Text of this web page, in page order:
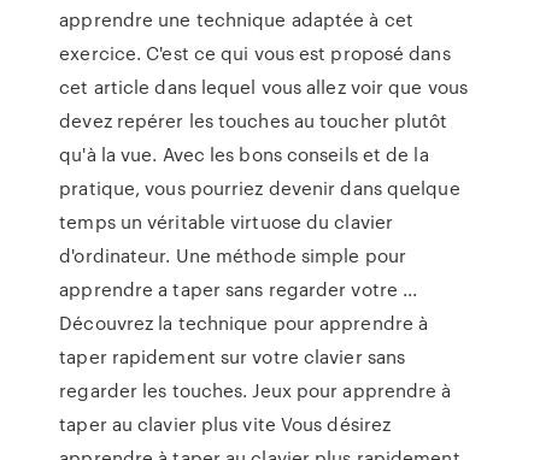
apprendre une technique adaptée à cet
exercice. C'est ce qui vous est proposé dans
cet article dans lequel vous allez voir que vous
devez repérer les touches au toucher plutôt
qu'à la vue. Avec les bons conseils et de la
pratique, vous pourriez devenir dans quelque
temps un véritable virtuose du clavier
d'ordinateur. Une méthode simple pour
apprendre a taper sans regarder votre ...
Découvrez la technique pour apprendre à
taper rapidement sur votre clavier sans
regarder les touches. Jeux pour apprendre à
taper au clavier plus vite Vous désirez